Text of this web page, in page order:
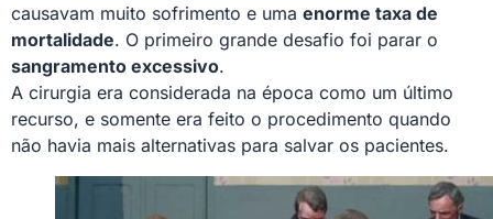
causavam muito sofrimento e uma enorme taxa de
mortalidade. O primeiro grande desafio foi parar o
sangramento excessivo.
A cirurgia era considerada na época como um último
recurso, e somente era feito o procedimento quando
não havia mais alternativas para salvar os pacientes.